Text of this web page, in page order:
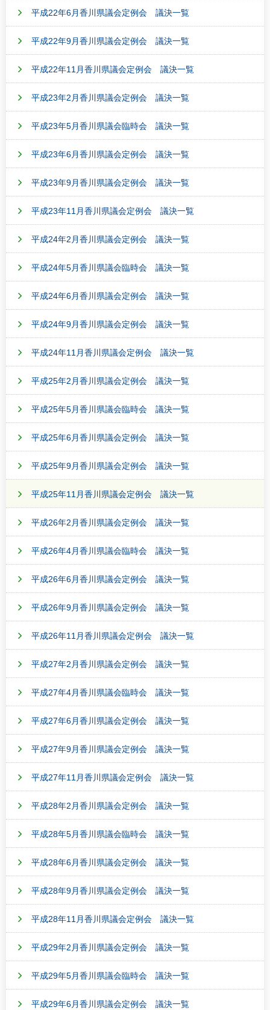
平成22年6月香川県議会定例会 議決一覧
平成22年9月香川県議会定例会 議決一覧
平成22年11月香川県議会定例会 議決一覧
平成23年2月香川県議会定例会 議決一覧
平成23年5月香川県議会臨時会 議決一覧
平成23年6月香川県議会定例会 議決一覧
平成23年9月香川県議会定例会 議決一覧
平成23年11月香川県議会定例会 議決一覧
平成24年2月香川県議会定例会 議決一覧
平成24年5月香川県議会臨時会 議決一覧
平成24年6月香川県議会定例会 議決一覧
平成24年9月香川県議会定例会 議決一覧
平成24年11月香川県議会定例会 議決一覧
平成25年2月香川県議会定例会 議決一覧
平成25年5月香川県議会臨時会 議決一覧
平成25年6月香川県議会定例会 議決一覧
平成25年9月香川県議会定例会 議決一覧
平成25年11月香川県議会定例会 議決一覧
平成26年2月香川県議会定例会 議決一覧
平成26年4月香川県議会臨時会 議決一覧
平成26年6月香川県議会定例会 議決一覧
平成26年9月香川県議会定例会 議決一覧
平成26年11月香川県議会定例会 議決一覧
平成27年2月香川県議会定例会 議決一覧
平成27年4月香川県議会臨時会 議決一覧
平成27年6月香川県議会定例会 議決一覧
平成27年9月香川県議会定例会 議決一覧
平成27年11月香川県議会定例会 議決一覧
平成28年2月香川県議会定例会 議決一覧
平成28年5月香川県議会臨時会 議決一覧
平成28年6月香川県議会定例会 議決一覧
平成28年9月香川県議会定例会 議決一覧
平成28年11月香川県議会定例会 議決一覧
平成29年2月香川県議会定例会 議決一覧
平成29年5月香川県議会臨時会 議決一覧
平成29年6月香川県議会定例会 議決一覧